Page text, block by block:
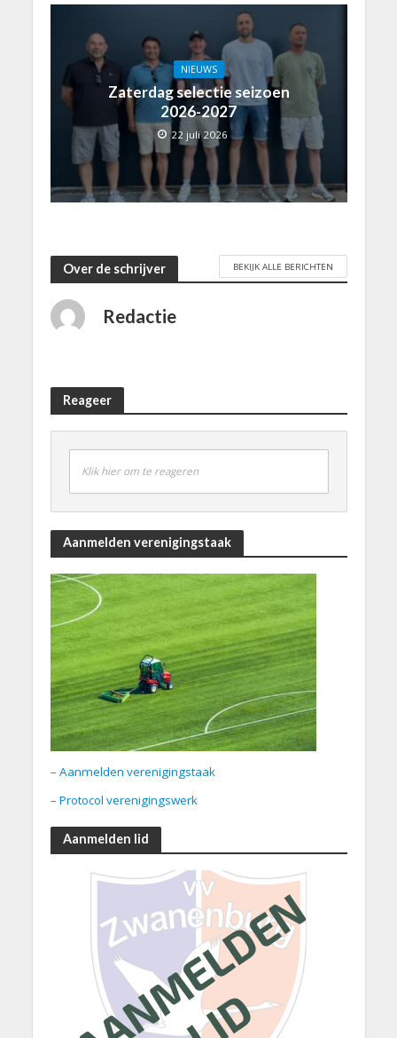
NIEUWS
Zaterdag selectie seizoen
2026-2027
22 juli 2026
Over de schrijver BEKIJK ALLE BERICHTEN
Redactie
Reageer
Klik hier om te reageren
Aanmelden verenigingstaak
– Aanmelden verenigingstaak
– Protocol verenigingswerk
Aanmelden lid